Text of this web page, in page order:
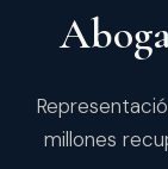
millones